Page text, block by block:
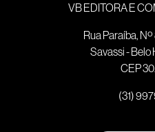
VB EDITORA E
Rua Paraíba,
Savassi -
CEP
(31)